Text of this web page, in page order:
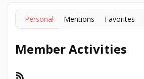
Personal Mentions Favorites
Member Activities